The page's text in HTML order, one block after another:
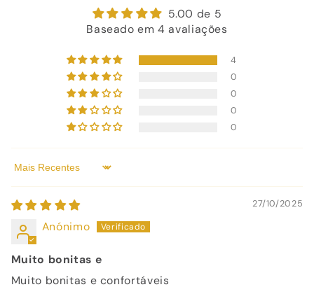
5.00 de 5
Baseado em 4 avaliações
4
0
0
0
0
Sort by
27/10/2025
Anónimo
Muito bonitas e
Muito bonitas e confortáveis